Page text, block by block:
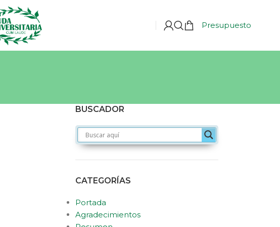
Presupuesto
BUSCADOR
CATEGORÍAS
Portada
Agradecimientos